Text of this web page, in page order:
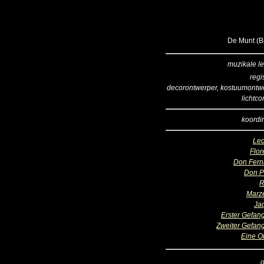
De Munt
muzikale
decorontwerper,
Don
Don
Erster
Zweiter
Eine